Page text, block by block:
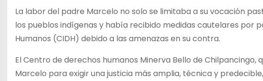
La labor del padre Marcelo no solo se limitaba a su vocación
los pueblos indígenas y había recibido medidas cautelares por
Humanos (CIDH) debido a las amenazas en su contra.
El Centro de derechos humanos Minerva Bello de
Marcelo para exigir una justicia más amplia, técnica y